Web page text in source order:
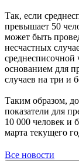
Так, если
превышает 50
может быть
несчастных
среднесписочной
основанием для
случаев на три и
Таким образом,
показатели для
10 000 человек и
марта текущего
Все новости